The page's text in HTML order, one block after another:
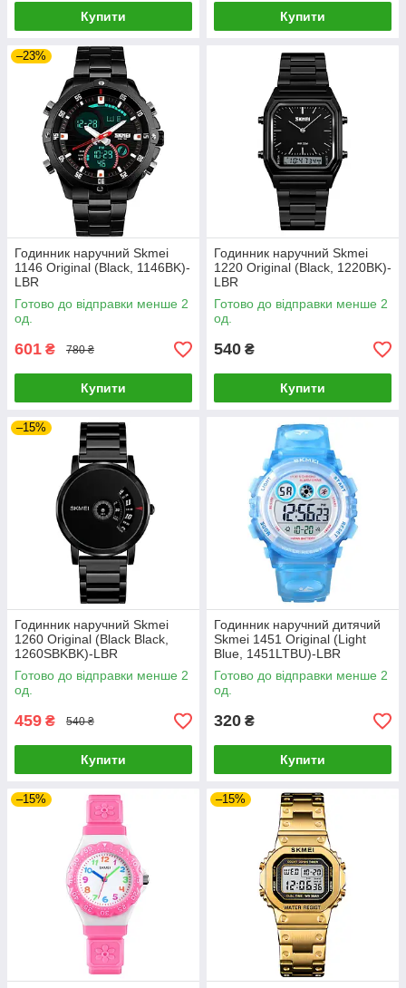
Купити Купити
–23%
Годинник наручний Skmei
1146 Original (Black, 1146BK)-
LВR
Готово до відправки менше 2
од.
601 ₴ 780 ₴
Купити
Годинник наручний Skmei
1220 Original (Black, 1220BK)-
LВR
Готово до відправки менше 2
од.
540 ₴
Купити
–15%
Годинник наручний Skmei
1260 Original (Black Black,
1260SBKBK)-LВR
Готово до відправки менше 2
од.
459 ₴ 540 ₴
Купити
Годинник наручний дитячий
Skmei 1451 Original (Light
Blue, 1451LTBU)-LВR
Готово до відправки менше 2
од.
320 ₴
Купити
–15% –15%